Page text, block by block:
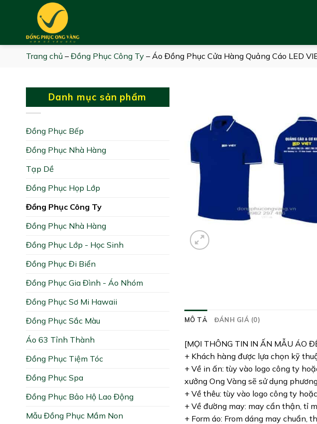
Trang chủ – Đồng Phục Công Ty – Áo Đồng Phục Cửa Hàng Quảng Cáo LED
Danh mục sản phẩm
Đồng Phục Bếp
Đồng Phục Nhà Hàng
Tạp Dề
Đồng Phục Họp Lớp
Đồng Phục Công Ty
Đồng Phục Nhà Hàng
Đồng Phục Lớp - Học Sinh
Đồng Phục Đi Biển
Đồng Phục Gia Đình - Áo Nhóm
Đồng Phục Sơ Mi Hawaii
Đồng Phục Sắc Màu
Áo 63 Tỉnh Thành
Đồng Phục Tiệm Tóc
Đồng Phục Spa
Đồng Phục Bảo Hộ Lao Động
Mẫu Đồng Phục Mầm Non
MÔ TẢ ĐÁNH GIÁ (0)
[MỌI THÔNG TIN IN ẤN MẪU ÁO
+ Khách hàng được lựa chọn kỹ
+ Về in ấn: tùy vào logo công ty
xưởng Ong Vàng sẽ sử dụng
+ Về thêu: tùy vào logo công ty
+ Về đường may: may cẩn thận, tỉ
+ Form áo: From dáng may chuẩn,